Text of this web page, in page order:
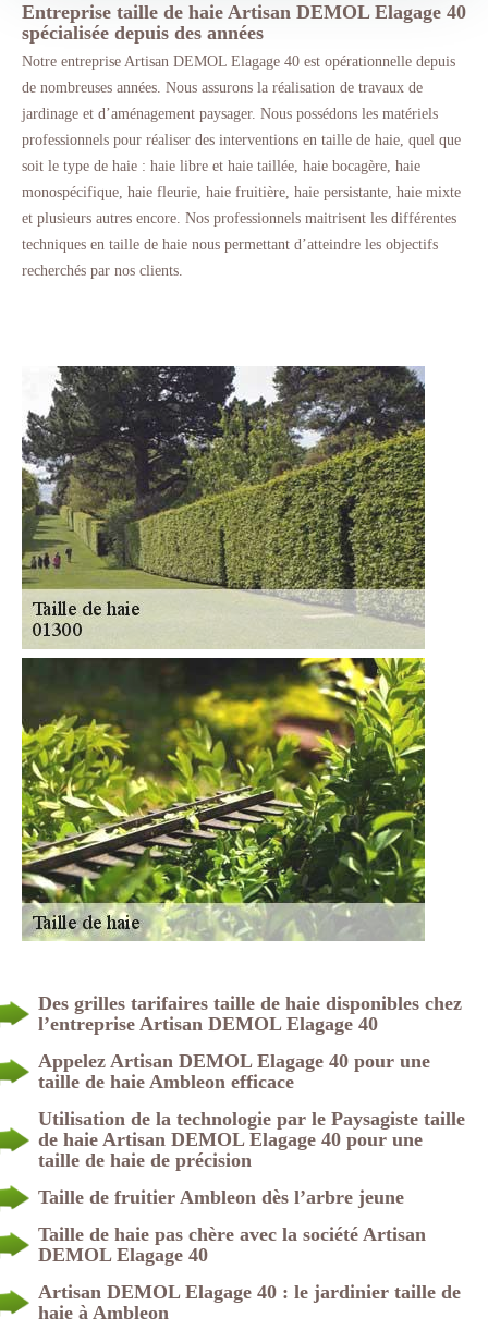
Entreprise taille de haie Artisan DEMOL Elagage 40
spécialisée depuis des années
Notre entreprise Artisan DEMOL Elagage 40 est opérationnelle depuis
de nombreuses années. Nous assurons la réalisation de travaux de
jardinage et d’aménagement paysager. Nous possédons les matériels
professionnels pour réaliser des interventions en taille de haie, quel que
soit le type de haie : haie libre et haie taillée, haie bocagère, haie
monospécifique, haie fleurie, haie fruitière, haie persistante, haie mixte
et plusieurs autres encore. Nos professionnels maitrisent les différentes
techniques en taille de haie nous permettant d’atteindre les objectifs
recherchés par nos clients.
Des grilles tarifaires taille de haie disponibles chez
l’entreprise Artisan DEMOL Elagage 40
Appelez Artisan DEMOL Elagage 40 pour une
taille de haie Ambleon efficace
Utilisation de la technologie par le Paysagiste taille
de haie Artisan DEMOL Elagage 40 pour une
taille de haie de précision
Taille de fruitier Ambleon dès l’arbre jeune
Taille de haie pas chère avec la société Artisan
DEMOL Elagage 40
Artisan DEMOL Elagage 40 : le jardinier taille de
haie à Ambleon